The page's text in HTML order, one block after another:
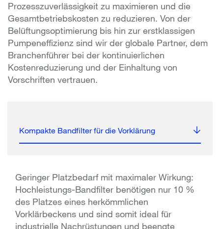
Prozesszuverlässigkeit zu maximieren und die
Gesamtbetriebskosten zu reduzieren. Von der
Belüftungsoptimierung bis hin zur erstklassigen
Pumpeneffizienz sind wir der globale Partner, dem
Branchenführer bei der kontinuierlichen
Kostenreduzierung und der Einhaltung von
Vorschriften vertrauen.
Kompakte Bandfilter für die Vorklärung
Geringer Platzbedarf mit maximaler Wirkung:
Hochleistungs-Bandfilter benötigen nur 10 %
des Platzes eines herkömmlichen
Vorklärbeckens und sind somit ideal für
industrielle Nachrüstungen und beengte